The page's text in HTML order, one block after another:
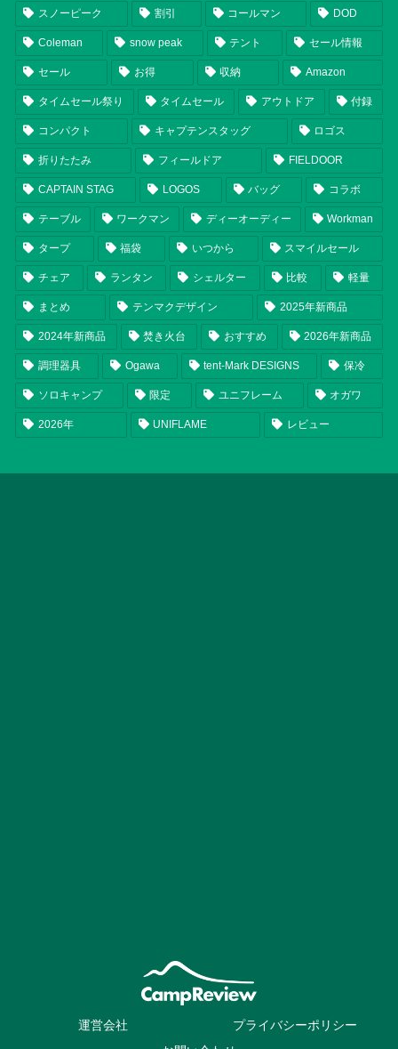
スノーピーク 割引 コールマン DOD
Coleman snow peak テント セール情報
セール お得 収納 Amazon
タイムセール祭り タイムセール アウトドア 付録
コンパクト キャプテンスタッグ ロゴス
折りたたみ フィールドア FIELDOOR
CAPTAIN STAG LOGOS バッグ コラボ
テーブル ワークマン ディーオーディー Workman
タープ 福袋 いつから スマイルセール
チェア ランタン シェルター 比較 軽量
まとめ テンマクデザイン 2025年新商品
2024年新商品 焚き火台 おすすめ 2026年新商品
調理器具 Ogawa tent-Mark DESIGNS 保冷
ソロキャンプ 限定 ユニフレーム オガワ
2026年 UNIFLAME レビュー
運営会社
プライバシーポリシー